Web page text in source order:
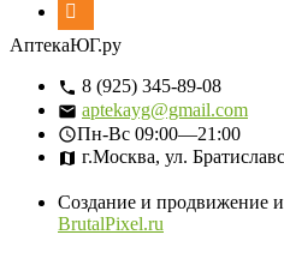
АптекаЮГ.ру
8 (925) 345-89-08
aptekayg@gmail.com
Пн-Вс 09:00—21:00
г.Москва, ул.
Создание и продвижение
BrutalPixel.ru